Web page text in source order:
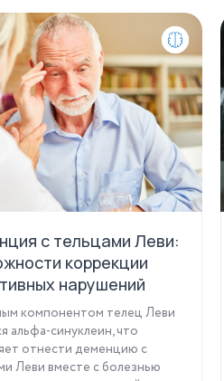
с тельцами Леви:
коррекции
нарушений
компонентом телец Леви
альфа-синуклеин, что
отнести деменцию с
Леви вместе с болезнью